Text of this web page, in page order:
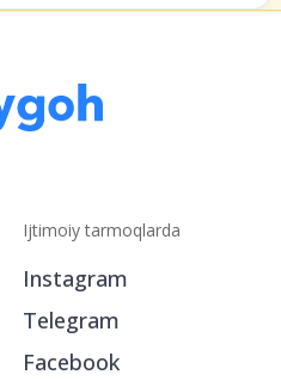
Ijtimoiy tarmoqlarda